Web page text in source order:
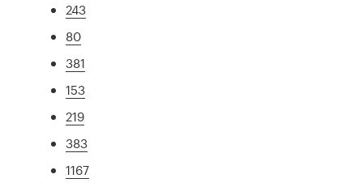
243
80
381
153
219
383
1167